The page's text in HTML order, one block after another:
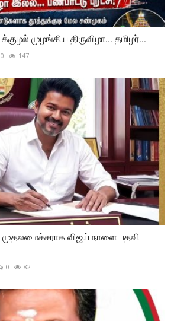
முழங்கிய திருவிழா... தமிழர்...
0 147
முதலமைச்சராக விஜய் நாளை பதவி
0 82